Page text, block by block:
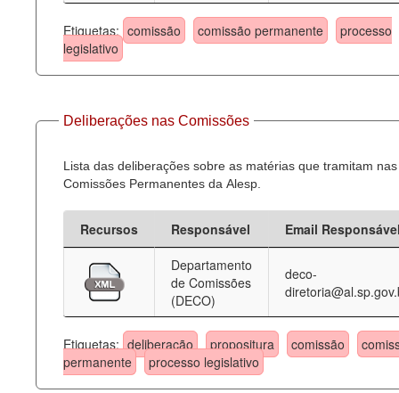
Etiquetas: comissão comissão permanente
processo
legislativo
Deliberações nas Comissões
Lista das deliberações sobre as matérias que tramitam nas
Comissões Permanentes da Alesp.
Recursos Responsável
Email
Departamento
de Comissões
(DECO)
deco-
Etiquetas: deliberação propositura comissão
permanente
processo legislativo